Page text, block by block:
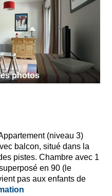
(niveau 3)
balcon, situé dans la
pistes. Chambre avec 1
en 90 (le
pas aux enfants de
photos